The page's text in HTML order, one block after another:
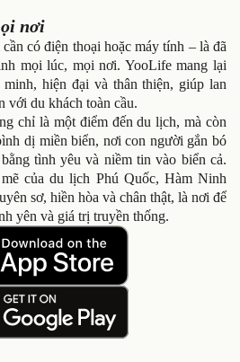
nơi
có điện thoại hoặc máy tính – là đã
mọi lúc, mọi nơi. YooLife mang lại
hiện đại và thân thiện, giúp lan
với du khách toàn cầu.
chỉ là một điểm đến du lịch, mà còn
dị miền biển, nơi con người gắn bó
tình yêu và niềm tin vào biển cả.
của du lịch Phú Quốc, Hàm Ninh
sơ, hiền hòa và chân thật, là nơi để
yên và giá trị truyền thống.